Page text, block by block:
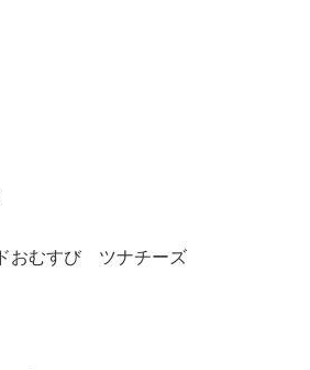
おむすび ツナチーズ